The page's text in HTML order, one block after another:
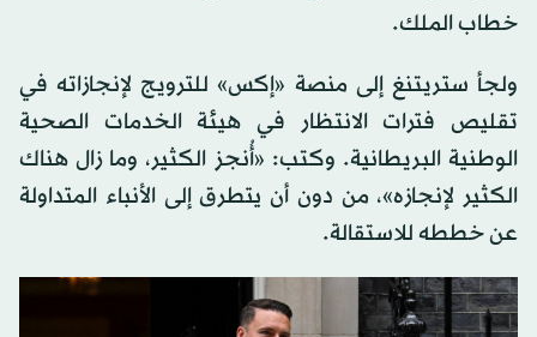
خطاب الملك.
ولجأ ستريتنغ إلى منصة «إكس» للترويج لإنجازاته في
تقليص فترات الانتظار في هيئة الخدمات الصحية
الوطنية البريطانية. وكتب: «أُنجز الكثير، وما زال ⁠هناك
الكثير لإنجازه»، من دون أن يتطرق إلى الأنباء المتداولة
‌عن خططه للاستقالة.